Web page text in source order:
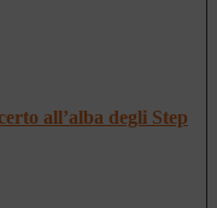
all’alba degli Step